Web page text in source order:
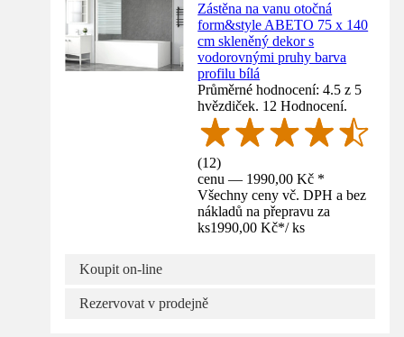
Zástěna na vanu otočná
form&style ABETO 75 x 140
cm skleněný dekor s
vodorovnými pruhy barva
profilu bílá
Průměrné hodnocení: 4.5 z 5
hvězdiček. 12 Hodnocení.
(12)
cenu — 1990,00 Kč *
Všechny ceny vč. DPH a bez
nákladů na přepravu za
ks1990,00 Kč*/ ks
Koupit on-line
Rezervovat v prodejně